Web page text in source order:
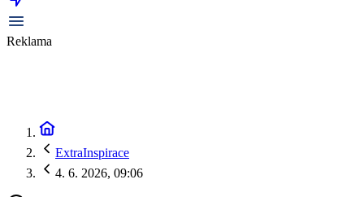
Reklama
ExtraInspirace
4. 6. 2026, 09:06